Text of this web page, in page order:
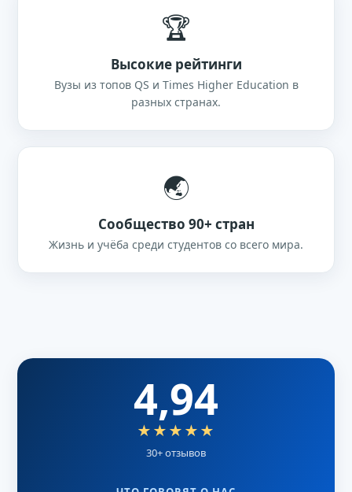
🏆
Высокие рейтинги
Вузы из топов QS и Times Higher Education в
разных странах.
🌏
Сообщество 90+ стран
Жизнь и учёба среди студентов со всего мира.
4,94
★★★★★
30+ отзывов